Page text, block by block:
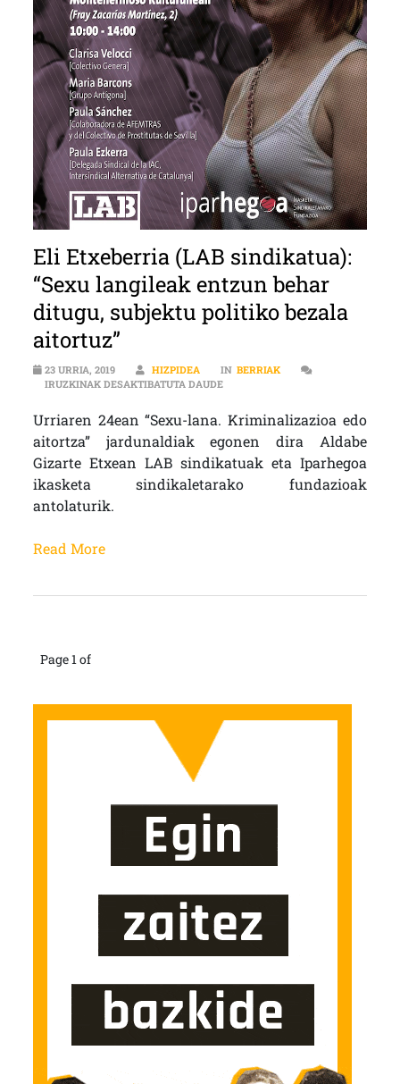
Eli Etxeberria (LAB sindikatua):
“Sexu langileak entzun behar
ditugu, subjektu politiko bezala
aitortuz”
23 URRIA, 2019 HIZPIDEA IN BERRIAK
IRUZKINAK DESAKTIBATUTA DAUDEELI ETXEBERRIA (LAB
Urriaren 24ean “Sexu-lana. Kriminalizazioa edo
aitortza” jardunaldiak egonen dira Aldabe
Gizarte Etxean LAB sindikatuak eta Iparhegoa
ikasketa sindikaletarako fundazioak
antolaturik.
Read More
Page 1 of